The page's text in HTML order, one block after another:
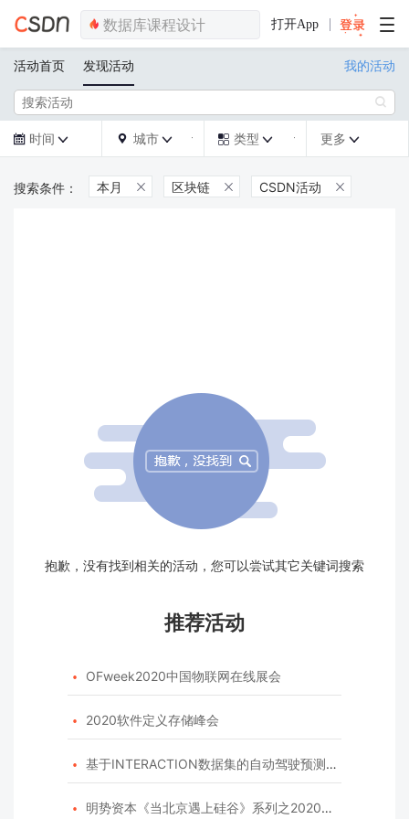
打开App
活动首页 发现活动 我的活动

 时间   城市   类型  更多 
本月  区块链  CSDN活动 
抱歉，没有找到相关的活动，您可以尝试其它关键词搜索
推荐活动
 OFweek2020中国物联网在线展会
 2020软件定义存储峰会
 基于INTERACTION数据集的自动驾驶预测模型挑战赛
 明势资本《当北京遇上硅谷》系列之2020年度开源峰会